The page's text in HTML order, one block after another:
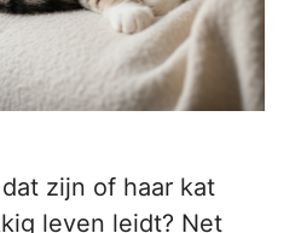
zijn of haar kat
leven leidt? Net